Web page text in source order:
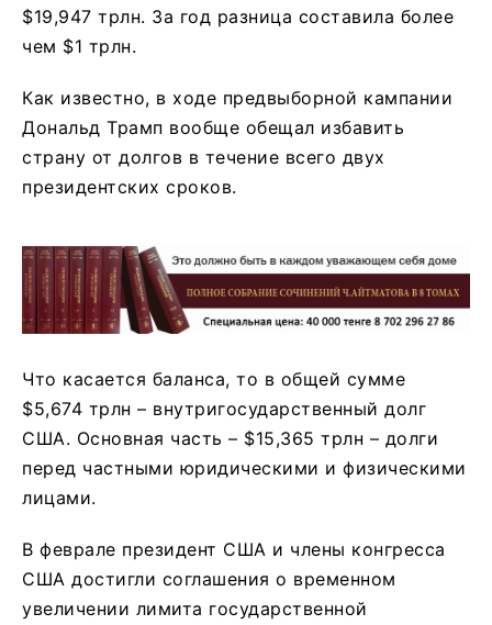
$19,947 трлн. За год разница составила более
чем $1 трлн.
Как известно, в ходе предвыборной кампании
Дональд Трамп вообще обещал избавить
страну от долгов в течение всего двух
президентских сроков.
Что касается баланса, то в общей сумме
$5,674 трлн – внутригосударственный долг
США. Основная часть – $15,365 трлн – долги
перед частными юридическими и физическими
лицами.
В феврале президент США и члены конгресса
США достигли соглашения о временном
увеличении лимита государственной